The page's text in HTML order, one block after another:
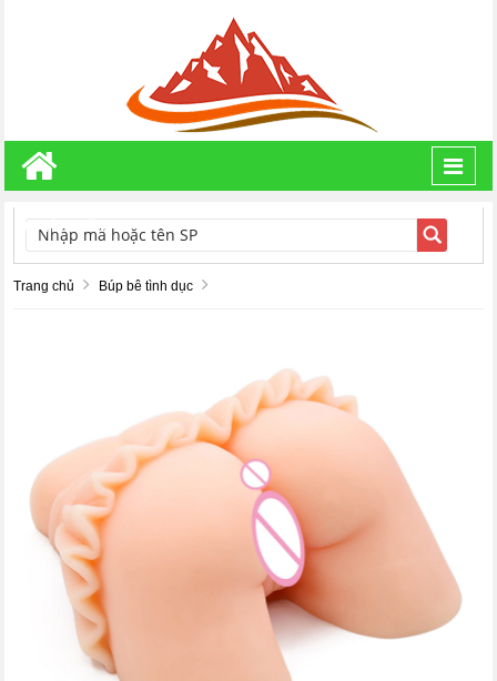
TÌM KIẾM
Trang chủ Búp bê tình dục